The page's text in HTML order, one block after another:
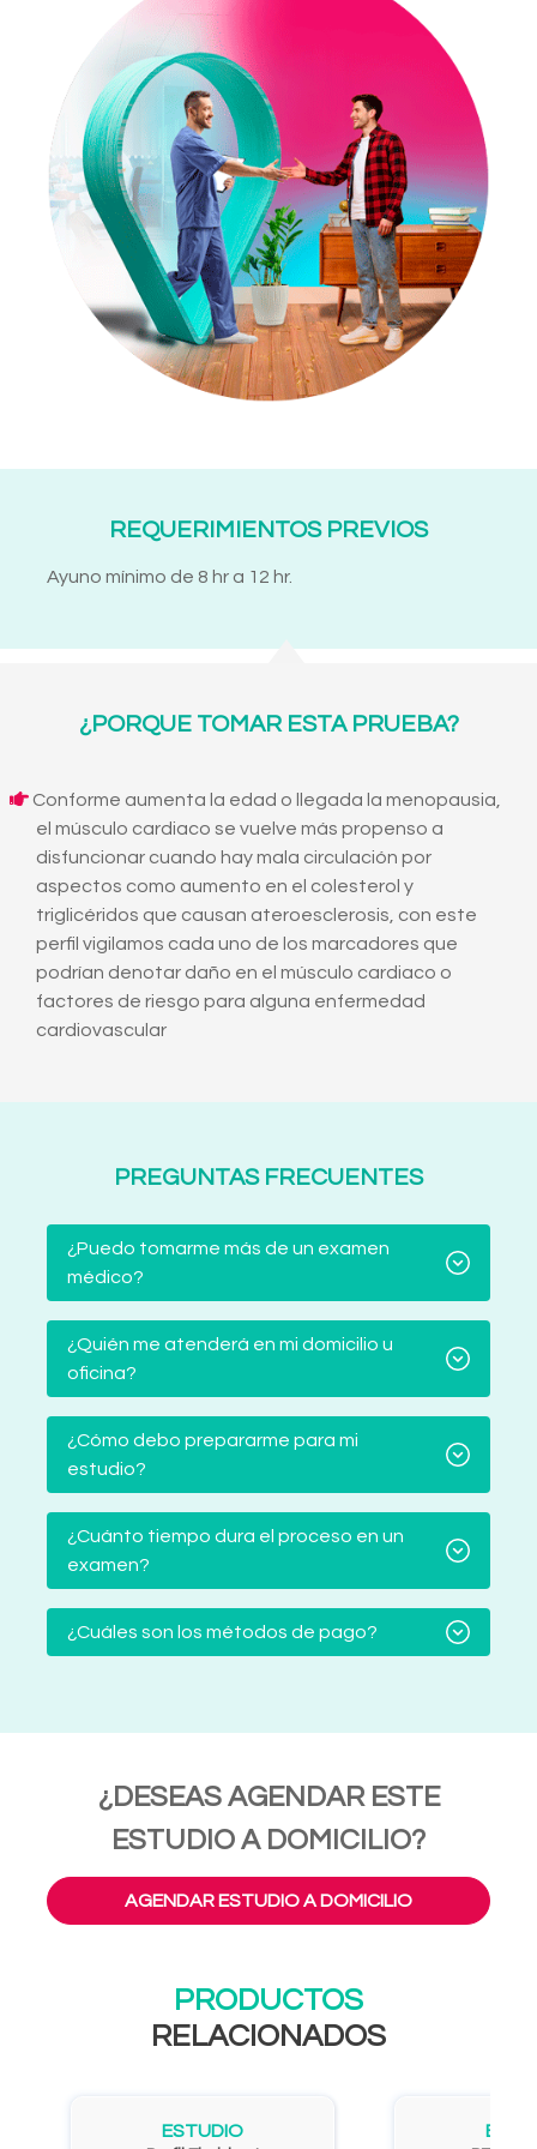
REQUERIMIENTOS PREVIOS
Ayuno mínimo de 8 hr a 12 hr.
¿PORQUE TOMAR ESTA PRUEBA?
Conforme aumenta la edad o llegada la menopausia,
el músculo cardiaco se vuelve más propenso a
disfuncionar cuando hay mala circulación por
aspectos como aumento en el colesterol y
triglicéridos que causan ateroesclerosis, con este
perfil vigilamos cada uno de los marcadores que
podrían denotar daño en el músculo cardiaco o
factores de riesgo para alguna enfermedad
cardiovascular
PREGUNTAS FRECUENTES
¿Puedo tomarme más de un examen
médico?
¿Quién me atenderá en mi domicilio u
oficina?
¿Cómo debo prepararme para mi
estudio?
¿Cuánto tiempo dura el proceso en un
examen?
¿Cuáles son los métodos de pago?
¿DESEAS AGENDAR ESTE
ESTUDIO A DOMICILIO?
AGENDAR ESTUDIO A DOMICILIO
PRODUCTOS
RELACIONADOS
ESTUDIO